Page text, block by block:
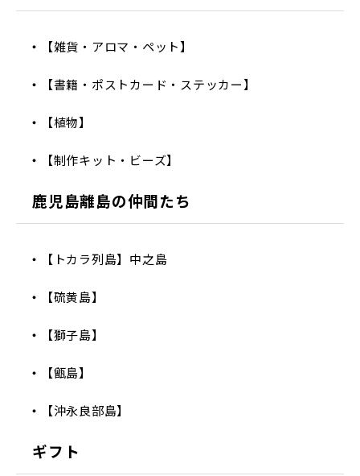
【雑貨・アロマ・ペット】
【書籍・ポストカード・ステッカー】
【植物】
【制作キット・ビーズ】
鹿児島離島の仲間たち
【トカラ列島】中之島
【硫黄島】
【獅子島】
【甑島】
【沖永良部島】
ギフト